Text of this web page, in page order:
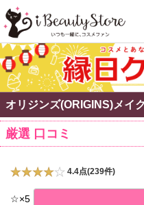
オリジンズ(ORIGINS)メイ
厳選 口コミ
4.4点(239件)
☆×5